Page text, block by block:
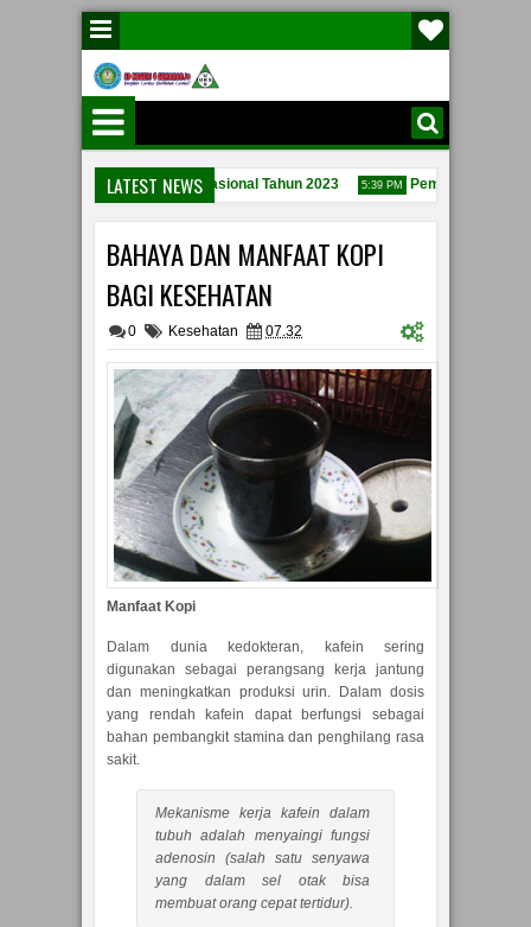
LATEST NEWS
Peringatan hari Pahlawan Nasional Tahun 2023 5:39 PM Pembinaan Dari
BAHAYA DAN MANFAAT KOPI
BAGI KESEHATAN
0 Kesehatan 07.32
Manfaat Kopi
Dalam dunia kedokteran, kafein sering
digunakan sebagai perangsang kerja jantung
dan meningkatkan produksi urin. Dalam dosis
yang rendah kafein dapat berfungsi sebagai
bahan pembangkit stamina dan penghilang rasa
sakit.
Mekanisme kerja kafein dalam
tubuh adalah menyaingi fungsi
adenosin (salah satu senyawa
yang dalam sel otak bisa
membuat orang cepat tertidur).